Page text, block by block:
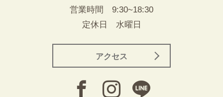
営業時間 9:30~18:30
定休日 水曜日
アクセス